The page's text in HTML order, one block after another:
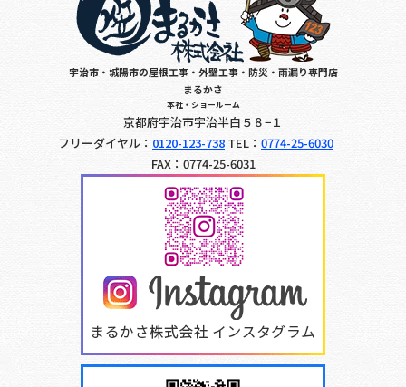
宇治市・城陽市の屋根工事・外壁工事・防災・雨漏り専門店
まるかさ
本社・ショールーム
京都府宇治市宇治半白５８−１
フリーダイヤル： 0120-123-738 TEL： 0774-25-6030
FAX：0774-25-6031